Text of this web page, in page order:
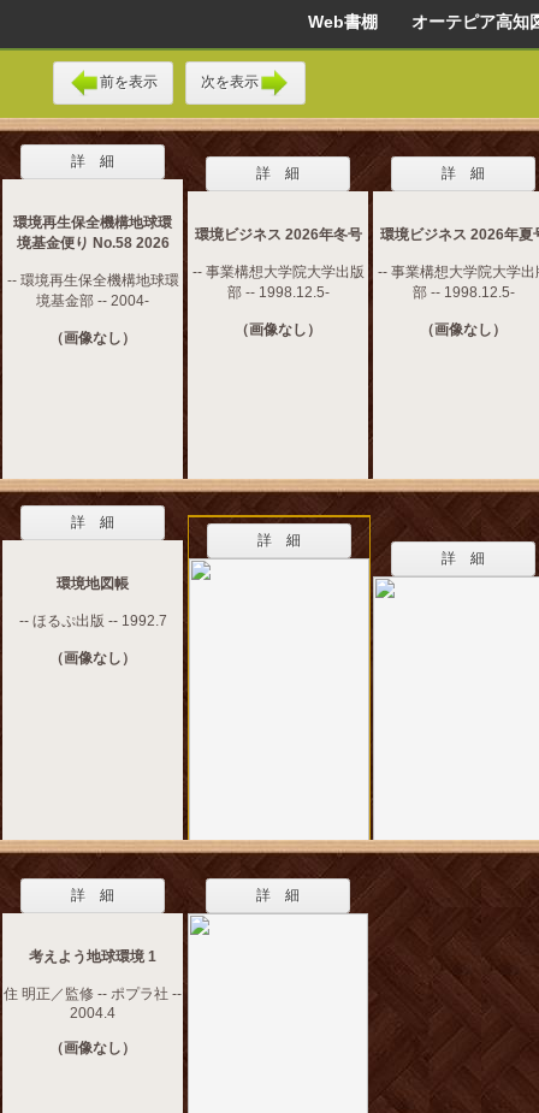
Web書棚 オーテピア高知
前を表示 次を表示
詳 細
環境再生保全機構地球環
境基金便り No.58 2026
-- 環境再生保全機構地球環
境基金部 -- 2004-
（画像なし）
詳 細
環境ビジネス 2026年冬号
-- 事業構想大学院大学出版
部 -- 1998.12.5-
（画像なし）
詳 細
環境ビジネス 2026年夏
-- 事業構想大学院大学出
部 -- 1998.12.5-
（画像なし）
詳 細
環境地図帳
-- ほるぷ出版 -- 1992.7
（画像なし）
詳 細
詳 細
詳 細
考えよう地球環境 1
住 明正／監修 -- ポプラ社 --
2004.4
（画像なし）
詳 細